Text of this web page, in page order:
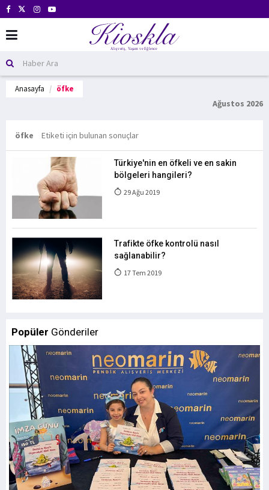
Anasayfa öfke
Ağustos 2026
öfke Etiketi için bulunan sonuçlar
Türkiye'nin en öfkeli ve en sakin
bölgeleri hangileri?
29 Ağu 2019
Trafikte öfke kontrolü nasıl
sağlanabilir?
17 Tem 2019
Popüler Gönderiler